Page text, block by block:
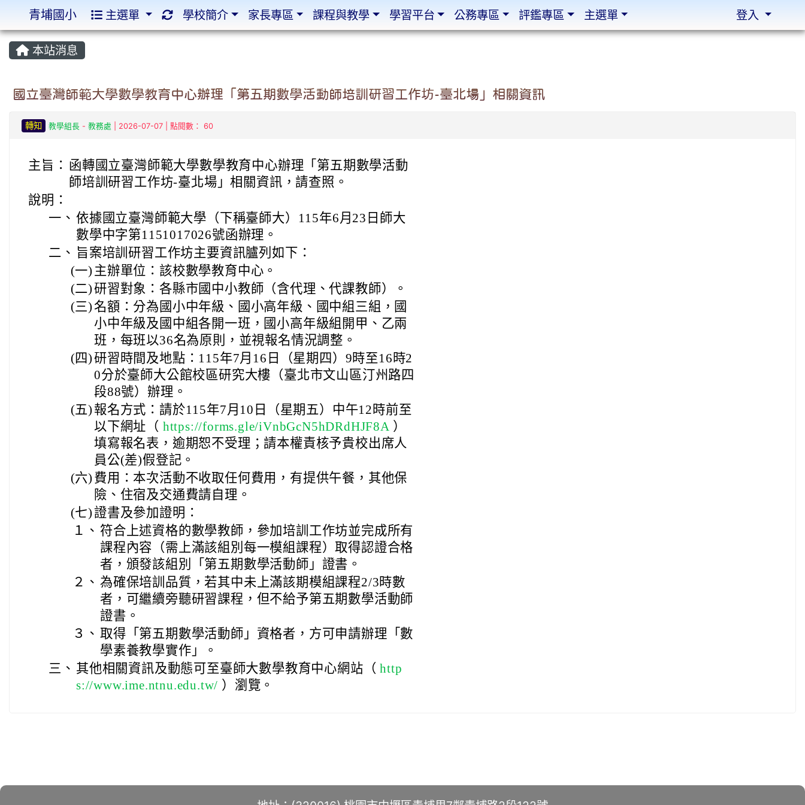
:::
本站消息
國立臺灣師範大學數學教育中心辦理「第五期數學活動師培訓研習工作坊-臺北場」相關資訊
轉知 教學組長- 教務處 | 2026-07-07 | 點閱數： 60
主旨： 函轉國立臺灣師範大學數學教育中心辦理「第五期數學活動
師培訓研習工作坊-臺北場」相關資訊，請查照。
說明：
一、 依據國立臺灣師範大學（下稱臺師大）115年6月23日師大
數學中字第1151017026號函辦理。
二、 旨案培訓研習工作坊主要資訊臚列如下：
(一) 主辦單位：該校數學教育中心。
(二)研習對象：各縣市國中小教師（含代理、代課教師）。
(三) 名額：分為國小中年級、國小高年級、國中組三組，國
小中年級及國中組各開一班，國小高年級組開甲、乙兩
班，每班以36名為原則，並視報名情況調整。
(四)研習時間及地點：115年7月16日（星期四）9時至16時2
0分於臺師大公館校區研究大樓（臺北市文山區汀州路四
段88號）辦理。
(五) 報名方式：請於115年7月10日（星期五）中午12時前至
以下網址（ https://forms.gle/iVnbGcN5hDRdHJF8A）
填寫報名表，逾期恕不受理；請本權責核予貴校出席人
員公(差)假登記。
(六) 費用：本次活動不收取任何費用，有提供午餐，其他保
險、住宿及交通費請自理。
(七)證書及參加證明：
１、 符合上述資格的數學教師，參加培訓工作坊並完成所有
課程內容（需上滿該組別每一模組課程）取得認證合格
者，頒發該組別「第五期數學活動師」證書。
２、 為確保培訓品質，若其中未上滿該期模組課程2/3時數
者，可繼續旁聽研習課程，但不給予第五期數學活動師
證書。
３、 取得「第五期數學活動師」資格者，方可申請辦理「數
學素養教學實作」。
三、 其他相關資訊及動態可至臺師大數學教育中心網站（http
s://www.ime.ntnu.edu.tw/ ）瀏覽。
青埔國小 ::: 主選單 學校簡介 家長專區 課程與教學 學習平台 公務專區 評鑑專區 主選單 登入